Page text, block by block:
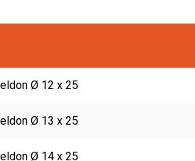
Ø 12 x 25
Ø 13 x 25
Ø 14 x 25